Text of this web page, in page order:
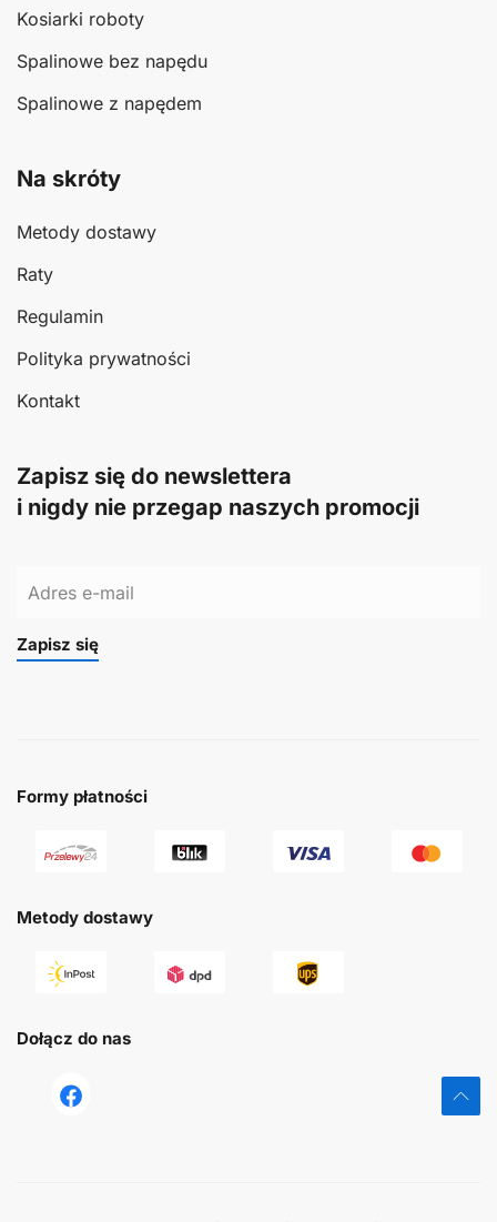
Kosiarki roboty
Spalinowe bez napędu
Spalinowe z napędem
Na skróty
Metody dostawy
Raty
Regulamin
Polityka prywatności
Kontakt
Zapisz się do newslettera
i nigdy nie przegap naszych promocji
Zapisz się
Formy płatności
Metody dostawy
Dołącz do nas